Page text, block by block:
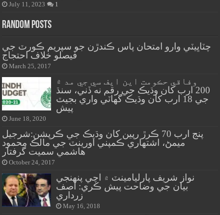
July 11, 2023 1
Random Posts
چٽاڀيٽي وارو امتحان پاس ڪندڙن جو سپريم ڪورٽ جي
فيصلو خلاف احتجاج
March 25, 2017
وفاقي حڪومت اين ايف سي جي مد ۾
200 ارب کان وڌيڪ جي رقم نه ڏني، سنڌ
جي 18 ارب کان وڌيڪ گهاٽي واري بجيٽ
پيش
June 18, 2020
پنج ارب 70 ڪرڙ رپين کان وڌيڪ جي ڪرپشن:شرجيل
ميمڻ، اشتهاري ڪمپني اورينٽ جي مالڪ محمود
هاشمي سميت گرفتار
October 24, 2017
نواز شريف پارليامينٽ ۾ اچي پنهنجي
بيان جي وضاحت پيش ڪري: آصف
زرداري
May 16, 2018